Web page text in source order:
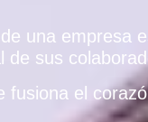
una empresa
de sus
fusiona el